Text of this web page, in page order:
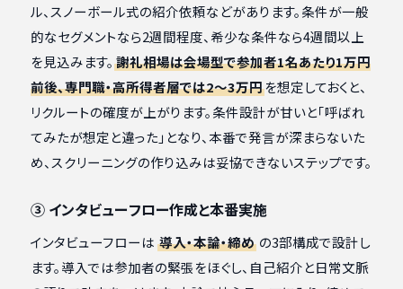
ル、スノーボール式の紹介依頼などがあります。条件が一般
的なセグメントなら2週間程度、希少な条件なら4週間以上
を見込みます。 謝礼相場は会場型で参加者1名あたり1万円
前後、専門職・高所得者層では2〜3万円を想定しておくと、
リクルートの確度が上がります。条件設計が甘いと「呼ばれ
てみたが想定と違った」となり、本番で発言が深まらないた
め、スクリーニングの作り込みは妥協できないステップです。
③ インタビューフロー作成と本番実施
インタビューフローは 導入・本論・締めの3部構成で設計し
ます。導入では参加者の緊張をほぐし、自己紹介と日常文脈